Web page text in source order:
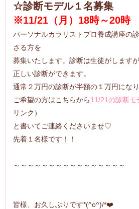
☆診断モデル１名募集
※11/21（月）18時～20時
パーソナルカラリストプロ養成講座の
さる方を
募集いたします。診断は生徒がします
正しい診断ができます。
通常２万円の診断が半額の１万円になり
ご希望の方はこちらから11/21の診断モ
リンク）
と書いてご連絡くださいませ♡
先着１名様です！！
～～～～～～～～～～～～～～～～
皆様、お久しぶりです*(^o^)/*❤️